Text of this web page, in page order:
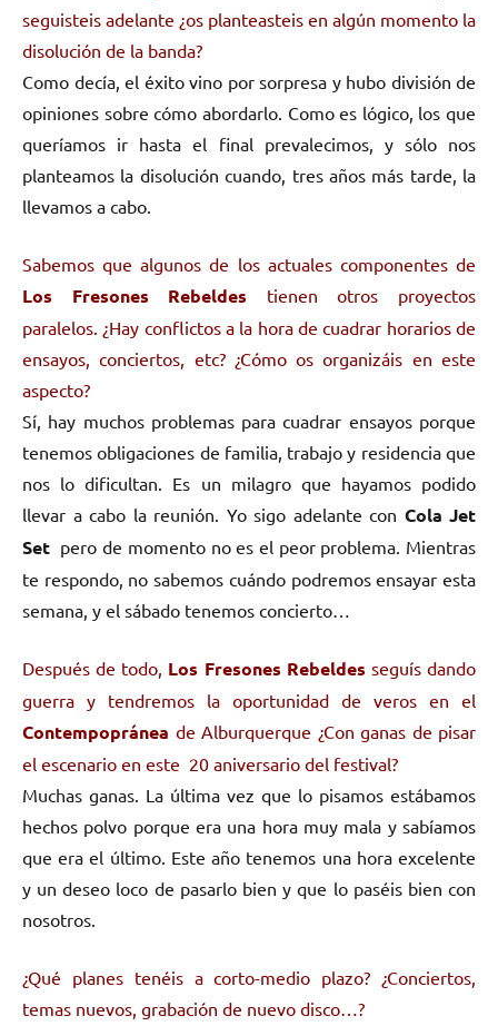
seguisteis adelante ¿os planteasteis en algún momento la
disolución de la banda?
Como decía, el éxito vino por sorpresa y hubo división de
opiniones sobre cómo abordarlo. Como es lógico, los que
queríamos ir hasta el final prevalecimos, y sólo nos
planteamos la disolución cuando, tres años más tarde, la
llevamos a cabo.
Sabemos que algunos de los actuales componentes de
Los Fresones Rebeldes tienen otros proyectos
paralelos. ¿Hay conflictos a la hora de cuadrar horarios de
ensayos, conciertos, etc? ¿Cómo os organizáis en este
aspecto?
Sí, hay muchos problemas para cuadrar ensayos porque
tenemos obligaciones de familia, trabajo y residencia que
nos lo dificultan. Es un milagro que hayamos podido
llevar a cabo la reunión. Yo sigo adelante con Cola Jet
Set pero de momento no es el peor problema. Mientras
te respondo, no sabemos cuándo podremos ensayar esta
semana, y el sábado tenemos concierto…
Después de todo, Los Fresones Rebeldes seguís dando
guerra y tendremos la oportunidad de veros en el
Contempopránea de Alburquerque ¿Con ganas de pisar
el escenario en este 20 aniversario del festival?
Muchas ganas. La última vez que lo pisamos estábamos
hechos polvo porque era una hora muy mala y sabíamos
que era el último. Este año tenemos una hora excelente
y un deseo loco de pasarlo bien y que lo paséis bien con
nosotros.
¿Qué planes tenéis a corto-medio plazo? ¿Conciertos,
temas nuevos, grabación de nuevo disco…?